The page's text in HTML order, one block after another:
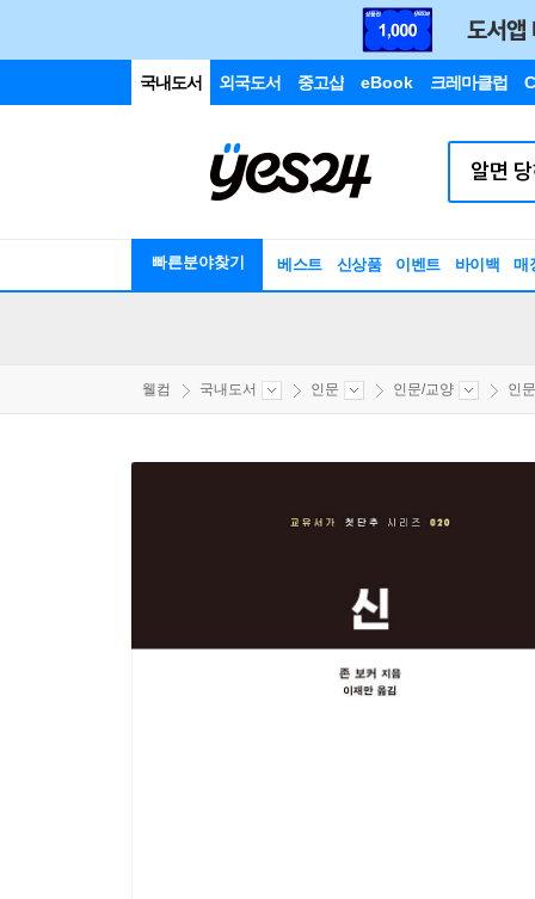
국내도서 외국도서 중고샵 eBook 크레마클럽
빠른분야찾기 베스트 신상품 이벤트 바이백 매
웰컴 국내도서 인문 인문/교양 인